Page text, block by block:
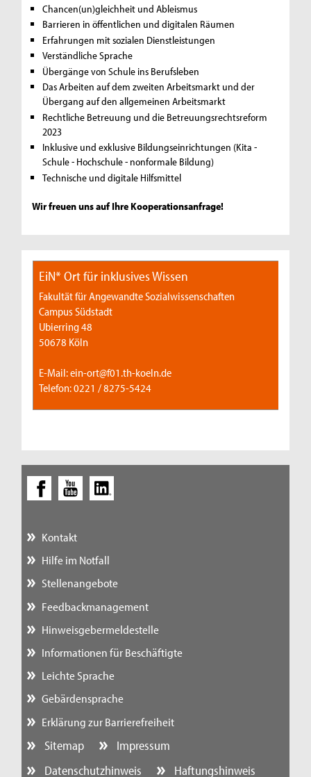
Chancen(un)gleichheit und Ableismus
Barrieren in öffentlichen und digitalen Räumen
Erfahrungen mit sozialen Dienstleistungen
Verständliche Sprache
Übergänge von Schule ins Berufsleben
Das Arbeiten auf dem zweiten Arbeitsmarkt und der
Übergang auf den allgemeinen Arbeitsmarkt
Rechtliche Betreuung und die Betreuungsrechtsreform
2023
Inklusive und exklusive Bildungseinrichtungen (Kita -
Schule - Hochschule - nonformale Bildung)
Technische und digitale Hilfsmittel
Wir freuen uns auf Ihre Kooperationsanfrage!
EiN* Ort für inklusives Wissen
Fakultät für Angewandte Sozialwissenschaften
Campus Südstadt
Ubierring 48
50678 Köln
E-Mail: ein-ort@f01.th-koeln.de
Telefon: 0221 / 8275-5424
Kontakt
Hilfe im Notfall
Stellenangebote
Feedbackmanagement
Hinweisgebermeldestelle
Informationen für Beschäftigte
Leichte Sprache
Gebärdensprache
Erklärung zur Barrierefreiheit
Sitemap
Impressum
Datenschutzhinweis
Haftungshinweis